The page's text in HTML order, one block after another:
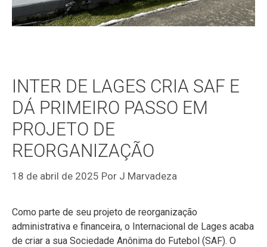
INTER DE LAGES CRIA SAF E
DÁ PRIMEIRO PASSO EM
PROJETO DE
REORGANIZAÇÃO
18 de abril de 2025 Por J Marvadeza
Como parte de seu projeto de reorganização
administrativa e financeira, o Internacional de Lages acaba
de criar a sua Sociedade Anônima do Futebol (SAF). O